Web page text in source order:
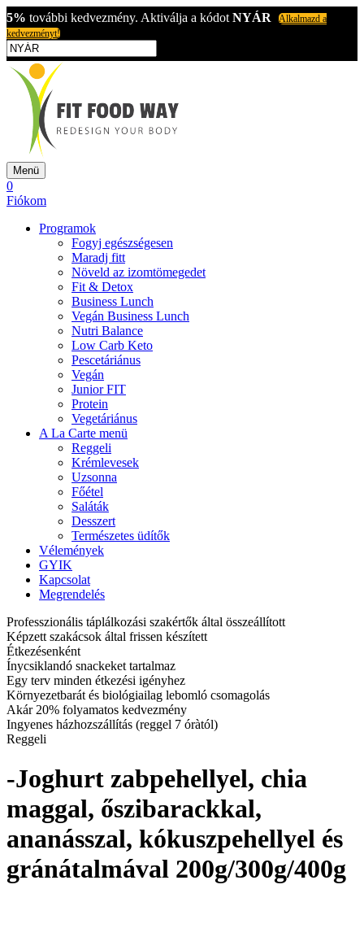
5% további kedvezmény. Aktiválja a kódot NYÁR
Alkalmazd a
kedvezményt!
Menü
0
Fiókom
Programok
Fogyj egészségesen
Maradj fitt
Növeld az izomtömegedet
Fit & Detox
Business Lunch
Vegán Business Lunch
Nutri Balance
Low Carb Keto
Pescetáriánus
Vegán
Junior FIT
Protein
Vegetáriánus
A La Carte menü
Reggeli
Krémlevesek
Uzsonna
Főétel
Saláták
Desszert
Természetes üdítők
Vélemények
GYIK
Kapcsolat
Megrendelés
Professzionális táplálkozási szakértők által összeállított
Képzett szakácsok által frissen készített
Étkezésenként
Ínycsiklandó snackeket tartalmaz
Egy terv minden étkezési igényhez
Környezetbarát és biológiailag lebomló csomagolás
Akár 20% folyamatos kedvezmény
Ingyenes házhozszállítás (reggel 7 óràtól)
Reggeli
-Joghurt zabpehellyel, chia
maggal, őszibarackkal,
ananásszal, kókuszpehellyel és
gránátalmával 200g/300g/400g